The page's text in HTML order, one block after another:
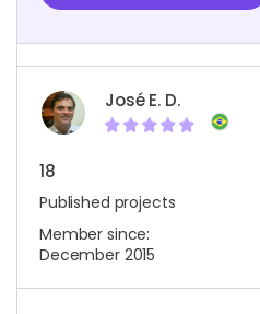
José E. D.
18
Published projects
Member since:
December 2015